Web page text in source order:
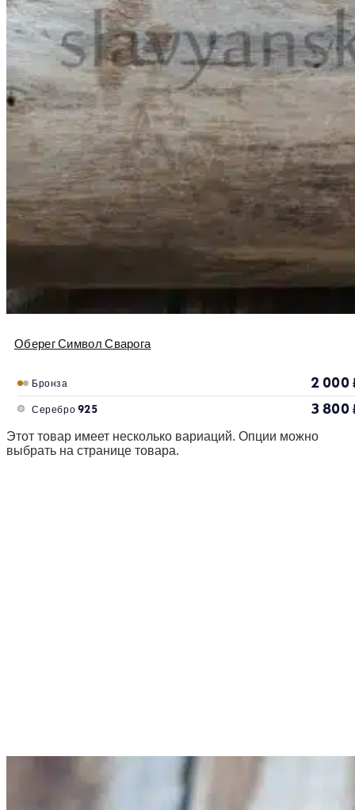
Оберег Символ Сварога
Бронза 2 000
Серебро 925 3 800
Этот товар имеет несколько вариаций. Опции можно
выбрать на странице товара.